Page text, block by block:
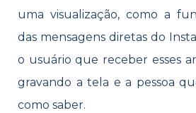
uma visualização, como a
das mensagens diretas do
o usuário que receber esses
gravando a tela e a pessoa
como saber.